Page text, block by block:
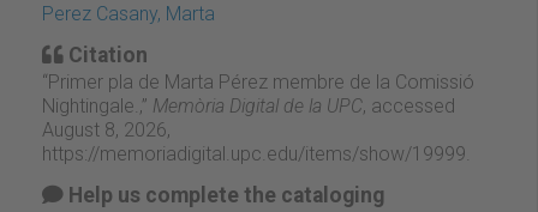
Perez Casany, Marta
Citation
“Primer pla de Marta Pérez membre de la Comissió
Nightingale.,” Memòria Digital de la UPC, accessed
August 8, 2026,
https://memoriadigital.upc.edu/items/show/19999
Help us complete the cataloging